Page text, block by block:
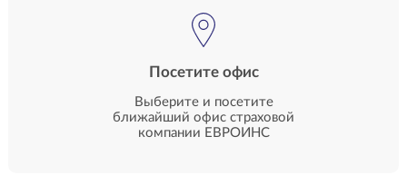
Посетите офис
Выберите и посетите
ближайший офис страховой
компании ЕВРОИНС